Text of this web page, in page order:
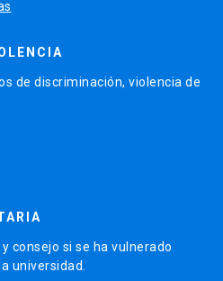
de discriminación, violencia de
consejo si se ha vulnerado
universidad.